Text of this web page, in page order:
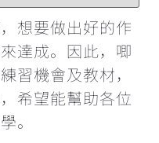
質有甚麼分別？
，怎麼辦？
形減針的做法
想要做出好的作
達成。因此，唧
習機會及教材，
希望能幫助各位
。